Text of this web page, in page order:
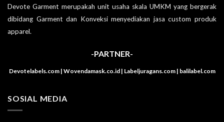
Devote Garment merupakah unit usaha skala UMKM yang bergerak
dibidang Garment dan Konveksi menyediakan jasa custom produk
apparel.
-PARTNER-
Devotelabels.com | Wovendamask.co.id | Labeljuragans.com | balilabel.com
SOSIAL MEDIA